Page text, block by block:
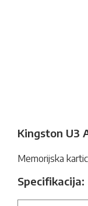
Kingston U3
Memorijska
Specifikacija: